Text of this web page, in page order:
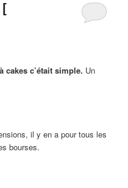
cakes c’était simple. Un
il y en a pour tous les
bourses.